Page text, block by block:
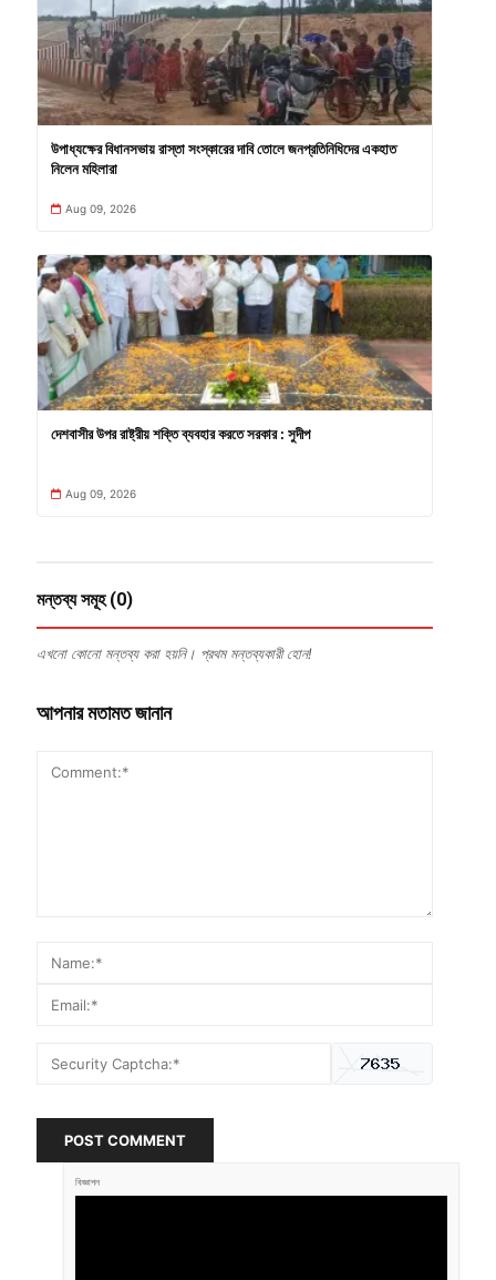
উপাধ্যক্ষের বিধানসভায় রাস্তা সংস্কারের দাবি তোলে জনপ্রতিনিধিদের একহাত
নিলেন মহিলারা
Aug 09, 2026
দেশবাসীর উপর রাষ্ট্রীয় শক্তি ব্যবহার করতে সরকার : সুদীপ
Aug 09, 2026
মন্তব্য সমূহ (0)
এখনো কোনো মন্তব্য করা হয়নি। প্রথম মন্তব্যকারী হোন!
আপনার মতামত জানান
POST COMMENT
বিজ্ঞাপন